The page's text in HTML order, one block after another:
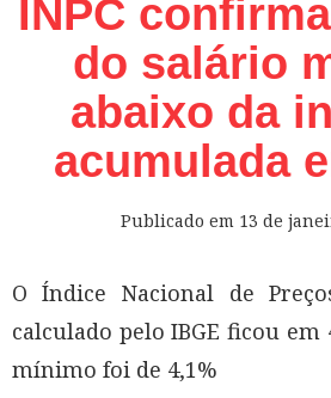
INPC
do salário
abaixo da
acumulada
Publicado em 13 de
O Índice Nacional de
calculado pelo IBGE ficou em
mínimo foi de 4,1%